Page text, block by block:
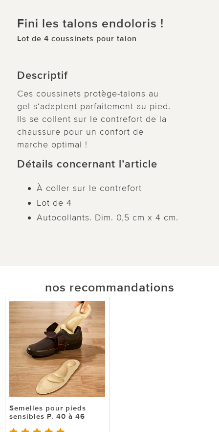
Fini les talons endoloris !
Lot de 4 coussinets pour talon
Descriptif
Ces coussinets protège-talons au
gel s‘adaptent parfaitement au pied.
Ils se collent sur le contrefort de la
chaussure pour un confort de
marche optimal !
Détails concernant l’article
À coller sur le contrefort
Lot de 4
Autocollants. Dim. 0,5 cm x 4 cm.
nos recommandations
Semelles pour pieds
sensibles P. 40 à 46